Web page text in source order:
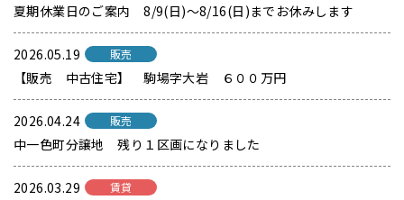
夏期休業日のご案内 8/9(日)～8/16(日)までお休みします
2026.05.19 販売
【販売 中古住宅】 駒場字大岩 ６００万円
2026.04.24 販売
中一色町分譲地 残り１区画になりました
2026.03.29 賃貸